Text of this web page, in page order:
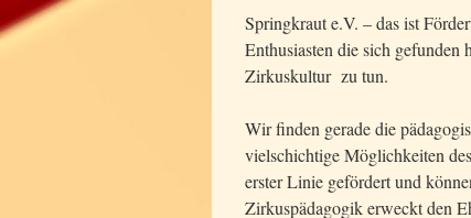
Springkraut e.V. – das ist
Enthusiasten die sich
Zirkuskultur zu tun.
Wir finden gerade die
vielschichtige Möglichkeiten
erster Linie gefördert und
Zirkuspädagogik erweckt den